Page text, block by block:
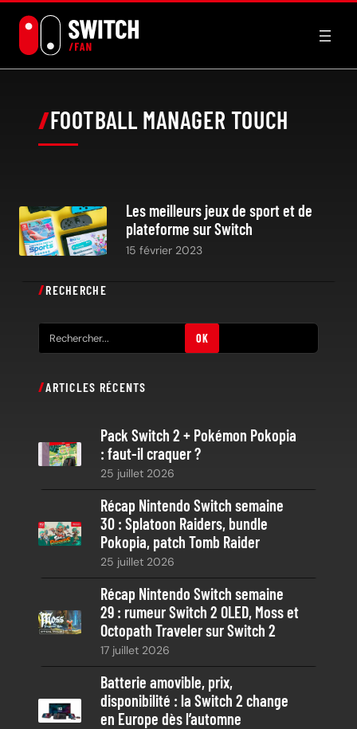
contenu
FOOTBALL MANAGER TOUCH
Les meilleurs jeux de sport et de
plateforme sur Switch
15 février 2023
RECHERCHE
e
h
OK
ARTICLES RÉCENTS
Pack Switch 2 + Pokémon Pokopia
: faut-il craquer ?
25 juillet 2026
Récap Nintendo Switch semaine
30 : Splatoon Raiders, bundle
Pokopia, patch Tomb Raider
25 juillet 2026
Récap Nintendo Switch semaine
29 : rumeur Switch 2 OLED, Moss et
Octopath Traveler sur Switch 2
17 juillet 2026
Batterie amovible, prix,
disponibilité : la Switch 2 change
en Europe dès l’automne